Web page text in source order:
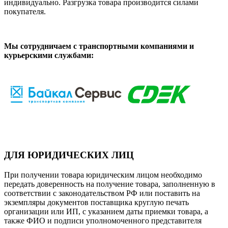
индивидуально. Разгрузка товара производится силами
покупателя.
Мы сотрудничаем с транспортными компаниями и
курьерскими службами:
ДЛЯ ЮРИДИЧЕСКИХ ЛИЦ
При получении товара юридическим лицом необходимо
передать доверенность на получение товара, заполненную в
соответствии с законодательством РФ или поставить на
экземпляры документов поставщика круглую печать
организации или ИП, с указанием даты приемки товара, а
также ФИО и подписи уполномоченного представителя